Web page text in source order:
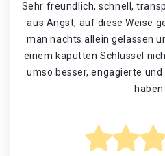
Sehr freundlich, schnell,
aus Angst, auf diese Weise
man nachts allein gelassen
einem kaputten Schlüssel
umso besser, engagierte
haben